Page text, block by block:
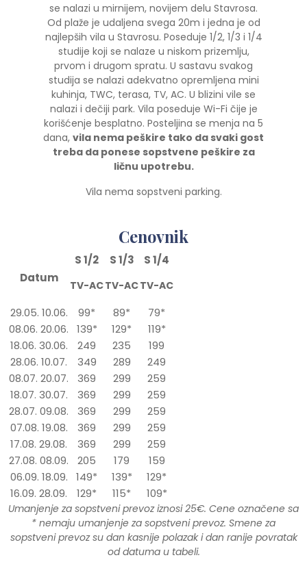
se nalazi u mirnijem, novijem delu Stavrosa.
Od plaže je udaljena svega 20m i jedna je od
najlepših vila u Stavrosu. Poseduje 1/2, 1/3 i 1/4
studije koji se nalaze u niskom prizemlju,
prvom i drugom spratu. U sastavu svakog
studija se nalazi adekvatno opremljena mini
kuhinja, TWC, terasa, TV, AC. U blizini vile se
nalazi i dečiji park. Vila poseduje Wi-Fi čije je
korišćenje besplatno. Posteljina se menja na 5
dana, vila nema peškire tako da svaki gost
treba da ponese sopstvene peškire za
ličnu upotrebu.
Vila nema sopstveni parking.
Cenovnik
Datum
S 1/2
TV-AC
S 1/3
TV-AC
S 1/4
TV-AC
29.05. 10.06. 99* 89*
79*
08.06. 20.06.
139* 129*
119*
18.06. 30.06.
249 235
199
28.06. 10.07.
349 289
249
08.07. 20.07.
369 299
259
18.07. 30.07.
369 299
259
28.07. 09.08.
369 299
259
07.08. 19.08.
369 299
259
17.08. 29.08.
369 299
259
27.08. 08.09.
205 179
159
06.09. 18.09.
149* 139*
129*
16.09. 28.09.
129* 115* 109*
Umanjenje za sopstveni prevoz iznosi 25€. Cene označene sa
* nemaju umanjenje za sopstveni prevoz. Smene za
sopstveni prevoz su dan kasnije polazak i dan ranije povratak
od datuma u tabeli.